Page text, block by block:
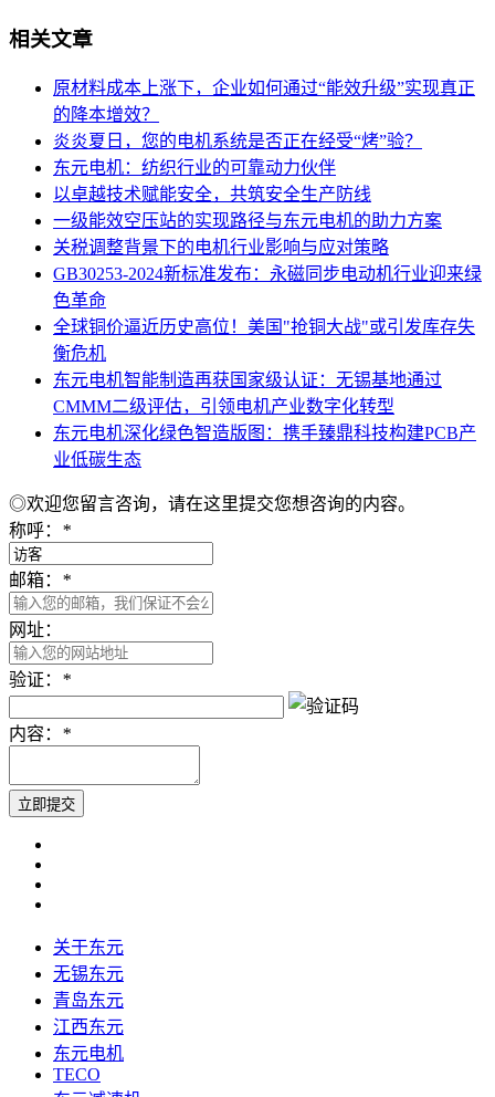
相关文章
原材料成本上涨下，企业如何通过“能效升级”实现真正
的降本增效？
炎炎夏日，您的电机系统是否正在经受“烤”验？
东元电机：纺织行业的可靠动力伙伴
以卓越技术赋能安全，共筑安全生产防线
一级能效空压站的实现路径与东元电机的助力方案
关税调整背景下的电机行业影响与应对策略
GB30253-2024新标准发布：永磁同步电动机行业迎来绿
色革命
​全球铜价逼近历史高位！美国"抢铜大战"或引发库存失
衡危机
东元电机智能制造再获国家级认证：无锡基地通过
CMMM二级评估，引领电机产业数字化转型
东元电机深化绿色智造版图：携手臻鼎科技构建PCB产
业低碳生态
◎欢迎您留言咨询，请在这里提交您想咨询的内容。
称呼： *
邮箱： *
网址：
验证： *
内容： *
关于东元
无锡东元
青岛东元
江西东元
东元电机
TECO